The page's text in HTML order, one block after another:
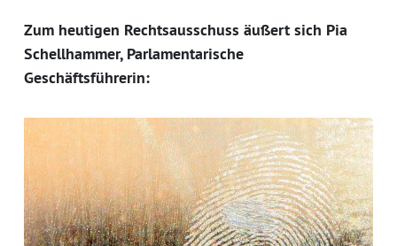
Zum heutigen Rechtsausschuss äußert sich Pia
Schellhammer, Parlamentarische
Geschäftsführerin: